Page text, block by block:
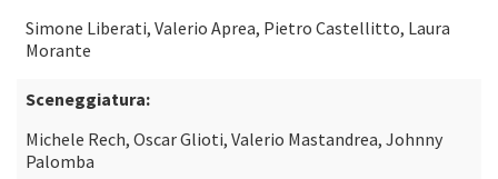
Simone Liberati, Valerio Aprea, Pietro Castellitto, Laura
Morante
Sceneggiatura:
Michele Rech, Oscar Glioti, Valerio Mastandrea, Johnny
Palomba